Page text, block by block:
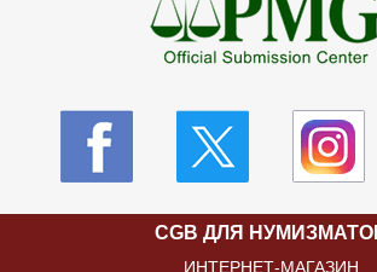
CGB ДЛЯ
ИНТЕРНЕТ-МАГАЗИН